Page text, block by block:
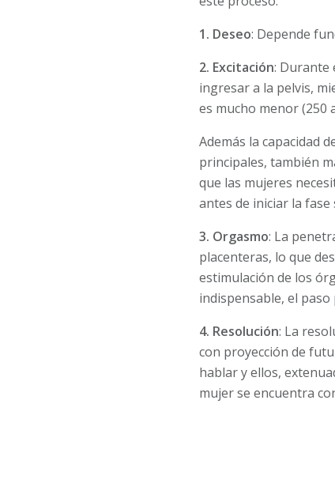
1. Deseo: Depende
2. Excitación: Durante
ingresar a la pelvis,
es mucho menor (250
Además la capacidad
prin­cipales, también
que las mujeres
antes de iniciar la
3. Orgasmo: La
placenteras, lo que
estimulación de los
indispensable, el
4. Resolución: La
con proyección de
hablar y ellos,
mujer se encuentra